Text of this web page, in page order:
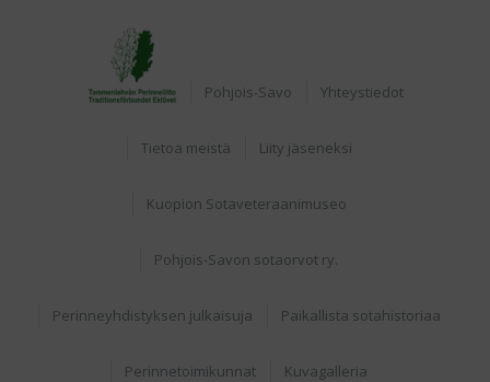
Pohjois-Savo Yhteystiedot
Tietoa meistä Liity jäseneksi
Kuopion Sotaveteraanimuseo
Pohjois-Savon sotaorvot ry.
Perinneyhdistyksen julkaisuja Paikallista sotahistoriaa
Perinnetoimikunnat Kuvagalleria